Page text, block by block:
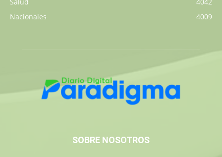
Nacionales
4009
SOBRE NOSOTROS